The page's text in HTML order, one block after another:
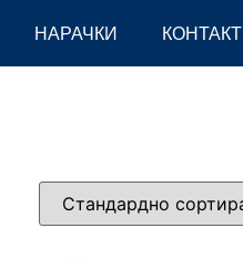
НАРАЧКИ КОНТАКТ